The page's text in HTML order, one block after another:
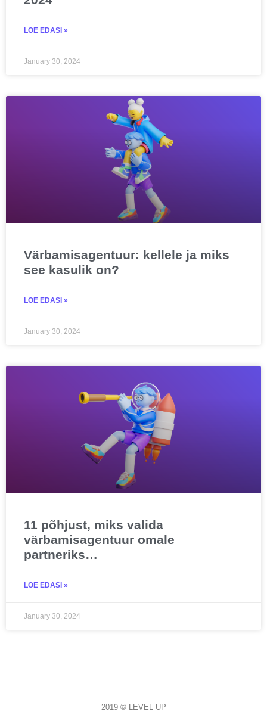
LOE EDASI »
January 30, 2024
Värbamisagentuur: kellele ja miks
see kasulik on?
LOE EDASI »
January 30, 2024
11 põhjust, miks valida
värbamisagentuur omale
partneriks…
LOE EDASI »
January 30, 2024
2019 © LEVEL UP